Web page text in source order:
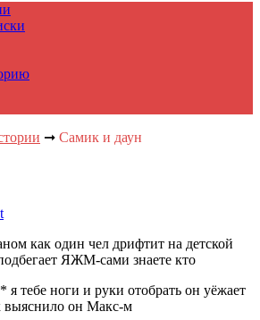
➞ Самик и даун
как один чел дрифтит на детской
ЯЖМ-сами знаете кто
тебе ноги и руки отобрать он уёжает
выяснило он Макс-м